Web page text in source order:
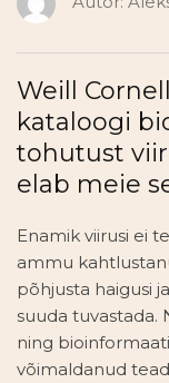
Weill
kataloogi
tohutust
elab meie
Enamik viirusi ei
ammu
põhjusta haigusi
suuda tuvastada.
ning
võimaldanud